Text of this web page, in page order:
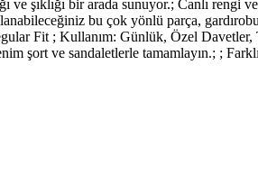
ve şıklığı bir arada sunuyor.; Canlı
bu çok yönlü parça,
Fit ; Kullanım: Günlük, Özel
şort ve sandaletlerle tamamlayın.; ;